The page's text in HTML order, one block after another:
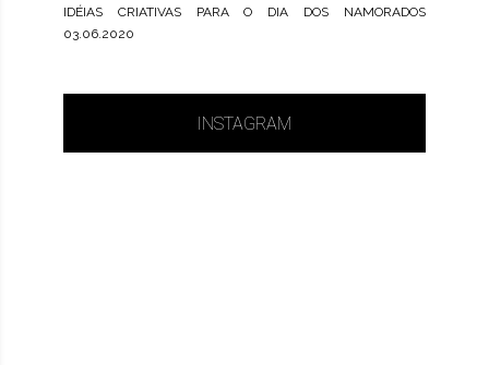
IDÉIAS CRIATIVAS PARA O DIA DOS NAMORADOS
03.06.2020
INSTAGRAM